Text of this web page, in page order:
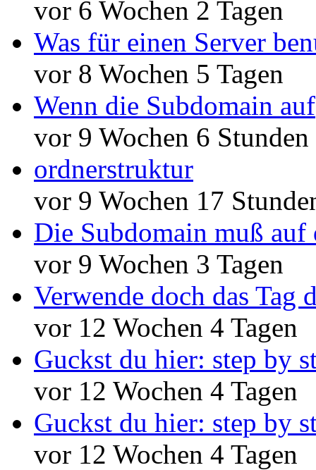
vor 6 Wochen 2 Tagen
Was für einen Server
vor 8 Wochen 5 Tagen
Wenn die Subdomain auf
vor 9 Wochen 6 Stunden
ordnerstruktur
vor 9 Wochen 17
Die Subdomain muß auf
vor 9 Wochen 3 Tagen
Verwende doch das Tag
vor 12 Wochen 4 Tagen
Guckst du hier: step by
vor 12 Wochen 4 Tagen
Guckst du hier: step by
vor 12 Wochen 4 Tagen